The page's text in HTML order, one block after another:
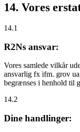
14. Vores
14.1
R2Ns ansvar:
Vores samlede vilkår
ansvarlig fx ifm. grov
begrænses i henhold til
14.2
Dine handlinger: